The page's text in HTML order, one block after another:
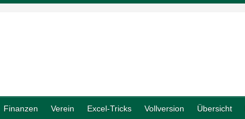
Finanzen Verein Excel-Tricks Vollversion Übersicht